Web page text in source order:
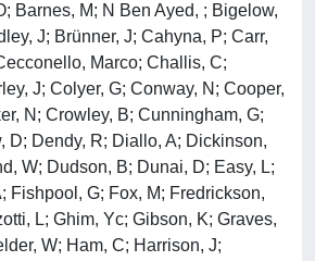
Barnes, M; N Ben Ayed, ; Bigelow,
J; Brünner, J; Cahyna, P; Carr,
Marco; Challis, C;
J; Colyer, G; Conway, N; Cooper,
N; Crowley, B; Cunningham, G;
D; Dendy, R; Diallo, A; Dickinson,
W; Dudson, B; Dunai, D; Easy, L;
Fishpool, G; Fox, M; Fredrickson,
L; Ghim, Yc; Gibson, K; Graves,
W; Ham, C; Harrison, J;